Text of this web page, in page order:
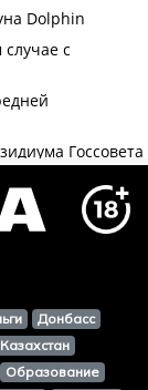
Донбасс
Казахстан
Образование